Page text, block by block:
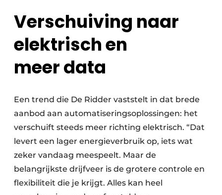
Verschuiving naar
elektrisch en
meer data
Een trend die De Ridder vaststelt in dat brede
aanbod aan automatiseringsoplossingen: het
verschuift steeds meer richting elektrisch. “Dat
levert een lager energieverbruik op, iets wat
zeker vandaag meespeelt. Maar de
belangrijkste drijfveer is de grotere controle en
flexibiliteit die je krijgt. Alles kan heel